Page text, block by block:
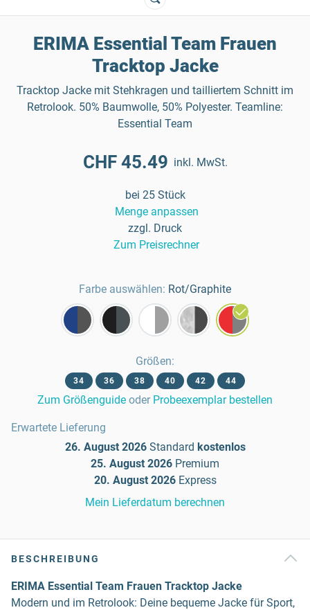
ERIMA Essential Team Frauen
Tracktop Jacke
Tracktop Jacke mit Stehkragen und tailliertem Schnitt im
Retrolook. 50% Baumwolle, 50% Polyester. Teamline:
Essential Team
CHF 45.49 inkl. MwSt.
bei 25 Stück
Menge anpassen
zzgl. Druck
Zum Preisrechner
Farbe auswählen: Rot/Graphite
Größen:
34 36 38 40 42 44
Zum Größenguide oder Probeexemplar bestellen
Erwartete Lieferung
26. August 2026 Standard kostenlos
25. August 2026 Premium
20. August 2026 Express
Mein Lieferdatum berechnen
BESCHREIBUNG
ERIMA Essential Team Frauen Tracktop Jacke
Modern und im Retrolook: Deine bequeme Jacke für Sport,